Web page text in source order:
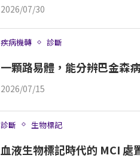
2026/07/30
疾病機轉 診斷
一顆路易體，能分辨巴金森
2026/07/15
診斷 生物標記
血液生物標記時代的 MCI